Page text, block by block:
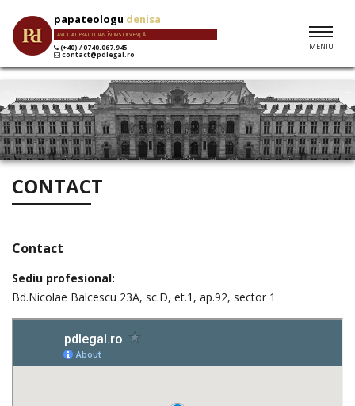
papateologu denisa
AVOCAT PRACTICIAN ÎN INSOLVENŢĂ
(+40) / 0740.067.945
contact@pdlegal.ro
MENIU
CONTACT
Contact
Sediu profesional:
Bd.Nicolae Balcescu 23A, sc.D, et.1, ap.92, sector 1